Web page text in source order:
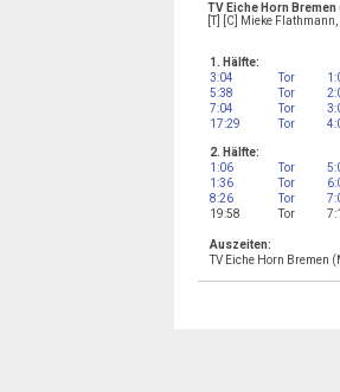
TV Eiche Horn Bremen
[T] [C] Mieke
1. Hälfte:
3:04
Tor
5:38
Tor
7:04
Tor
17:29
Tor
2. Hälfte:
1:06
Tor
1:36
Tor
8:26
Tor
19:58
Tor 7:1
Auszeiten:
TV Eiche Horn Bremen